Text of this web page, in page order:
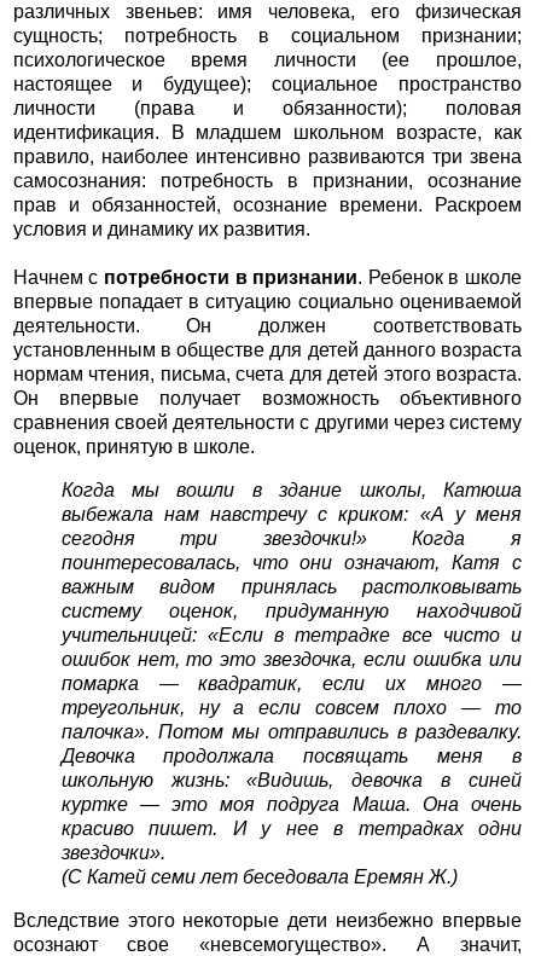
различных звеньев: имя человека, его физическая
сущность; потребность в социальном признании;
психологическое время личности (ее прошлое,
настоящее и будущее); социальное пространство
личности (права и обязанности); половая
идентификация. В младшем школьном возрасте, как
правило, наиболее интенсивно развиваются три звена
самосознания: потребность в признании, осознание
прав и обязанностей, осознание времени. Раскроем
условия и динамику их развития.
Начнем с потребности в признании. Ребенок в школе
впервые попадает в ситуацию социально оцениваемой
деятельности. Он должен соответствовать
установленным в обществе для детей данного возраста
нормам чтения, письма, счета для детей этого возраста.
Он впервые получает возможность объективного
сравнения своей деятельности с другими через систему
оценок, принятую в школе.
Когда мы вошли в здание школы, Катюша
выбежала нам навстречу с криком: «А у меня
сегодня три звездочки!» Когда я
поинтересовалась, что они означают, Катя с
важным видом принялась растолковывать
систему оценок, придуманную находчивой
учительницей: «Если в тетрадке все чисто и
ошибок нет, то это звездочка, если ошибка или
помарка — квадратик, если их много —
треугольник, ну а если совсем плохо — то
палочка». Потом мы отправились в раздевалку.
Девочка продолжала посвящать меня в
школьную жизнь: «Видишь, девочка в синей
куртке — это моя подруга Маша. Она очень
красиво пишет. И у нее в тетрадках одни
звездочки».
(С Катей семи лет беседовала Еремян Ж.)
Вследствие этого некоторые дети неизбежно впервые
осознают свое «невсемогущество». А значит,